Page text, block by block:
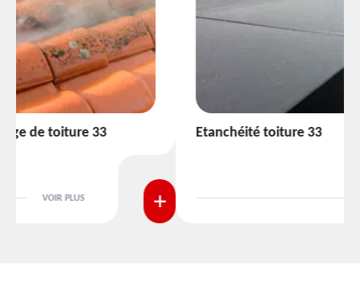
Etanchéité toiture 33
VOIR PLUS